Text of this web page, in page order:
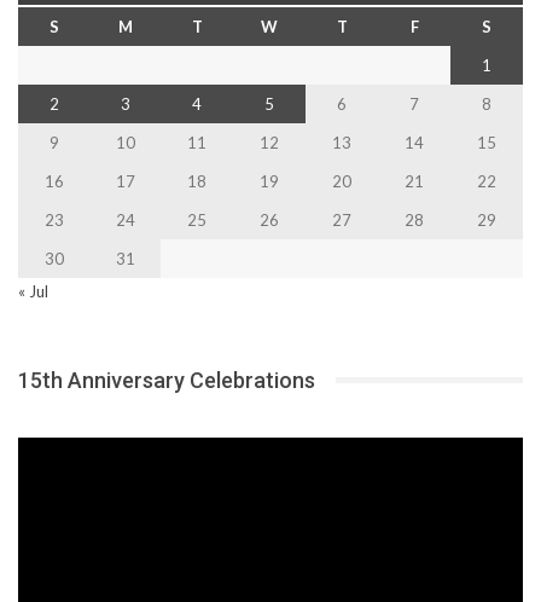
S M T W T F
S
1
2
3 4 5 6 7
8
9
10 11 12 13 14
15
16
17 18 19 20 21
22
23
24 25 26 27 28
29
30
31
« Jul
15th Anniversary Celebrations